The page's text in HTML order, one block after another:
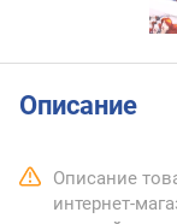
Описание
Описание
интернет-